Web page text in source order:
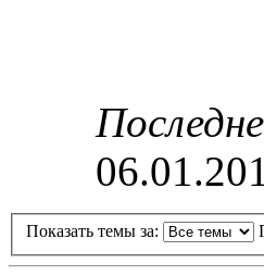
Показать темы за: